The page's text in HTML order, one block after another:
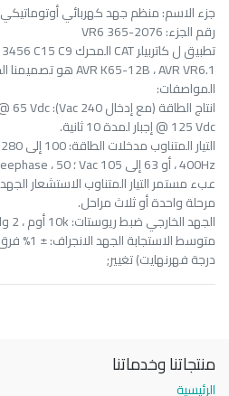
جزء الاسم: منظم جهد كهربائي أوتوماتيكي
رقم الجزء: VR6 365-2076
تطبيق ل كاتربيلر CAT المحرك 3306B 3406C 3456 C15 C9
1.AVR K65-12B ، AVR VR6 هو تصميمنا الجديد خصيصا للمولد.
المواصفات:
@ 125 Vdc إجبار لمدة 10 ثانية.
مرحلة واحدة أو ثلاث مراحل.
درجة فهرنهايت) تغيير;
منتجاتنا وخدماتنا
الرئيسية